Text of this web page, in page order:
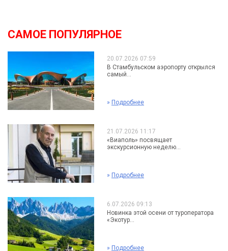
САМОЕ ПОПУЛЯРНОЕ
20.07.2026 07:59
В Стамбульском аэропорту открылся
самый...
» Подробнее
21.07.2026 11:17
«Виаполь» посвящает
экскурсионную неделю...
» Подробнее
6.07.2026 09:13
Новинка этой осени от туроператора
«Экотур...
» Подробнее